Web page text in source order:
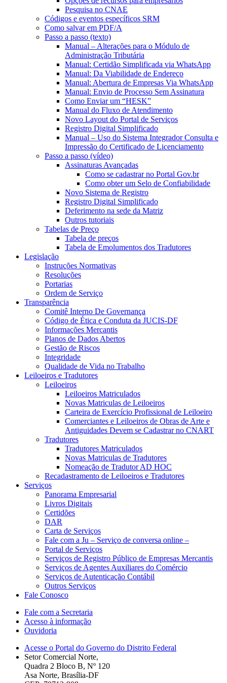
Pesquisa no CNAE
Códigos e eventos específicos SRM
Como salvar em PDF/A
Passo a passo (texto)
Manual – Alterações para o Módulo de
Administração Tributária
Manual: Certidão Simplificada via WhatsApp
Manual: Da Viabilidade de Endereço
Manual: Abertura de Empresas Via WhatsApp
Manual: Envio de Processo Sem Assinatura
Como Enviar um “HESK”
Manual do Fluxo de Atendimento
Novo Layout do Portal de Serviços
Registro Digital Simplificado
Manual – Uso do Sistema Integrador Consulta e
Impressão do Certificado de Licenciamento
Passo a passo (vídeo)
Assinaturas Avançadas
Como se cadastrar no Portal Gov.br
Como obter um Selo de Confiabilidade
Novo Sistema de Registro
Registro Digital Simplificado
Deferimento na sede da Matriz
Outros tutoriais
Tabelas de Preço
Tabela de preços
Tabela de Emolumentos dos Tradutores
Legislação
Instruções Normativas
Resoluções
Portarias
Ordem de Serviço
Transparência
Comitê Interno De Governança
Código de Ética e Conduta da JUCIS-DF
Informações Mercantis
Planos de Dados Abertos
Gestão de Riscos
Integridade
Qualidade de Vida no Trabalho
Leiloeiros e Tradutores
Leiloeiros
Leiloeiros Matriculados
Novas Matriculas de Leiloeiros
Carteira de Exercício Profissional de Leiloeiro
Comerciantes e Leiloeiros de Obras de Arte e
Antiguidades Devem se Cadastrar no CNART
Tradutores
Tradutores Matriculados
Novas Matriculas de Tradutores
Nomeação de Tradutor AD HOC
Recadastramento de Leiloeiros e Tradutores
Serviços
Panorama Empresarial
Livros Digitais
Certidões
DAR
Carta de Serviços
Fale com a Ju – Serviço de conversa online –
Portal de Serviços
Serviços de Registro Público de Empresas Mercantis
Serviços de Agentes Auxiliares do Comércio
Serviços de Autenticação Contábil
Outros Serviços
Fale Conosco
Fale com a Secretaria
Acesso à informação
Ouvidoria
Acesse o Portal do Governo do Distrito Federal
Setor Comercial Norte,
Quadra 2 Bloco B, Nº 120
Asa Norte, Brasília-DF